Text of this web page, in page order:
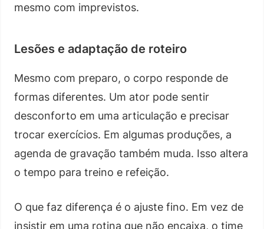
mesmo com imprevistos.
Lesões e adaptação de roteiro
Mesmo com preparo, o corpo responde de
formas diferentes. Um ator pode sentir
desconforto em uma articulação e precisar
trocar exercícios. Em algumas produções, a
agenda de gravação também muda. Isso altera
o tempo para treino e refeição.
O que faz diferença é o ajuste fino. Em vez de
insistir em uma rotina que não encaixa, o time